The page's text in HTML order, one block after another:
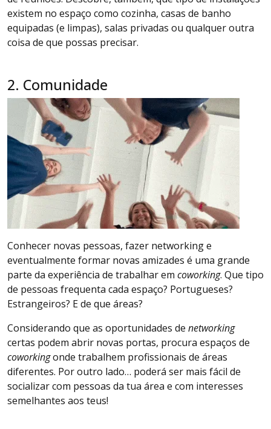
existem no espaço como cozinha, casas de banho
equipadas (e limpas), salas privadas ou qualquer outra
coisa de que possas precisar.
2. Comunidade
Conhecer novas pessoas, fazer networking e
eventualmente formar novas amizades é uma grande
parte da experiência de trabalhar em coworking. Que tipo
de pessoas frequenta cada espaço? Portugueses?
Estrangeiros? E de que áreas?
Considerando que as oportunidades de networking
certas podem abrir novas portas, procura espaços de
coworkingonde trabalhem profissionais de áreas
diferentes. Por outro lado… poderá ser mais fácil de
socializar com pessoas da tua área e com interesses
semelhantes aos teus!